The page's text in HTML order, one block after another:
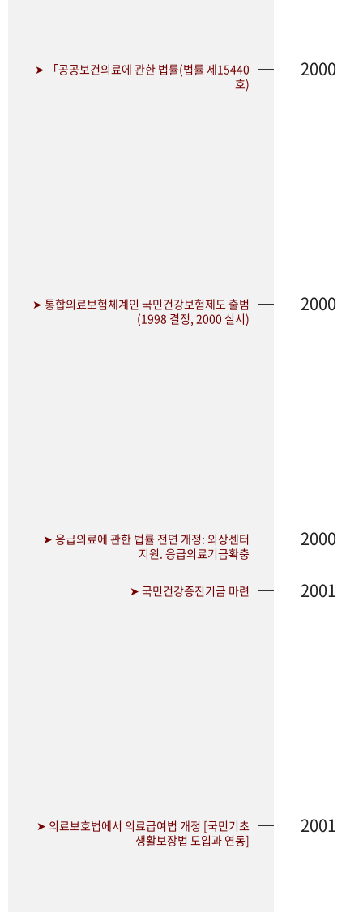
➤ 「공공보건의료에 관한 법률(법률 제15440
호)
2000
➤ 통합의료보험체계인 국민건강보험제도 출범
(1998 결정, 2000 실시)
2000
➤ 응급의료에 관한 법률 전면 개정: 외상센터
지원. 응급의료기금확충
2000
➤ 국민건강증진기금 마련 2001
➤ 의료보호법에서 의료급여법 개정 [국민기초
생활보장법 도입과 연동]
2001